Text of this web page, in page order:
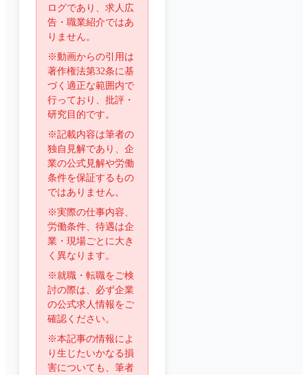
ログであり、求人広
告・職業紹介ではあ
りません。
※動画からの引用は
著作権法第32条に基
づく適正な範囲内で
行っており、批評・
研究目的です。
※記載内容は筆者の
独自見解であり、企
業の公式見解や労働
条件を保証するもの
ではありません。
※実際の仕事内容、
労働条件、待遇は企
業・現場ごとに大き
く異なります。
※就職・転職をご検
討の際は、必ず企業
の公式求人情報をご
確認ください。
※本記事の情報によ
り生じたいかなる損
害についても、筆者